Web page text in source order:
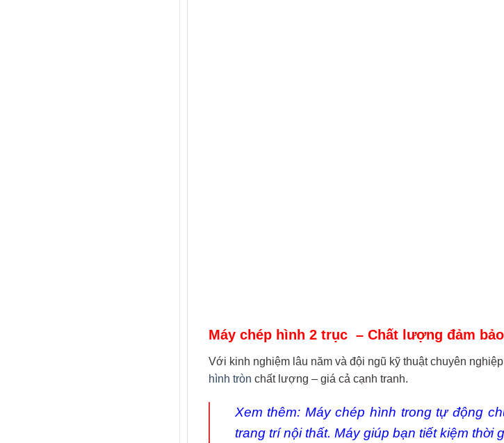
Máy chép hình 2 trục – Chất lượng đảm
Với kinh nghiệm lâu năm và đội ngũ kỹ thuật chuyên
hình tròn chất lượng – giá cả cạnh tranh.
Xem thêm: Máy chép hình trong tự động
trang trí nội thất. Máy giúp bạn tiết kiệm thời